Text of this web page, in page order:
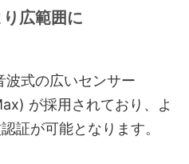
広範囲に
式の広いセンサー
が採用されており、よ
証が可能となります。